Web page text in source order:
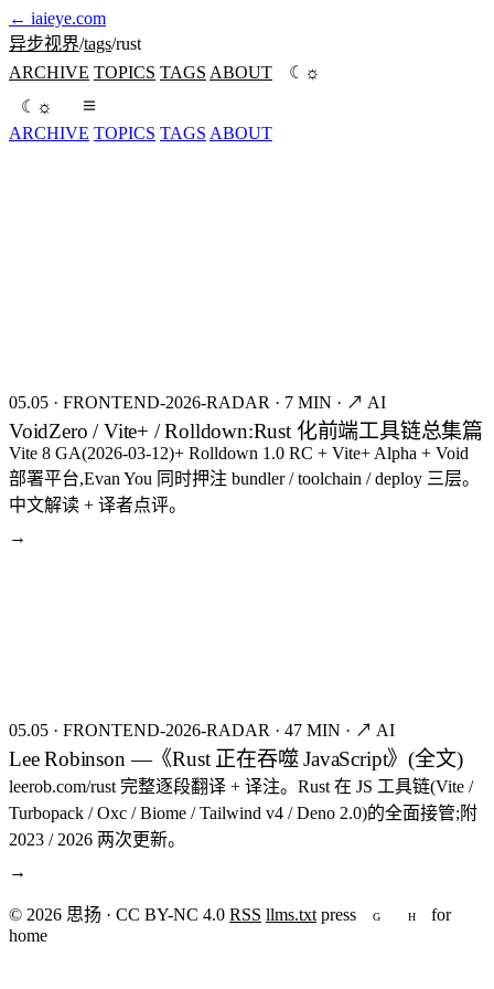
← iaieye.com
异步视界/tags/rust
ARCHIVE TOPICS TAGS ABOUT ☾ ☼
☾ ☼
ARCHIVE TOPICS TAGS ABOUT
05.05 · FRONTEND-2026-RADAR · 7 MIN · ↗ AI
VoidZero / Vite+ / Rolldown:Rust 化前端工具链总集篇
Vite 8 GA(2026-03-12)+ Rolldown 1.0 RC + Vite+ Alpha + Void
部署平台,Evan You 同时押注 bundler / toolchain / deploy 三层。
中文解读 + 译者点评。
→
05.05 · FRONTEND-2026-RADAR · 47 MIN · ↗ AI
Lee Robinson —《Rust 正在吞噬 JavaScript》(全文)
leerob.com/rust 完整逐段翻译 + 译注。Rust 在 JS 工具链(Vite /
Turbopack / Oxc / Biome / Tailwind v4 / Deno 2.0)的全面接管;附
2023 / 2026 两次更新。
→
© 2026 思扬 · CC BY-NC 4.0 RSS llms.txt press G H
for
home